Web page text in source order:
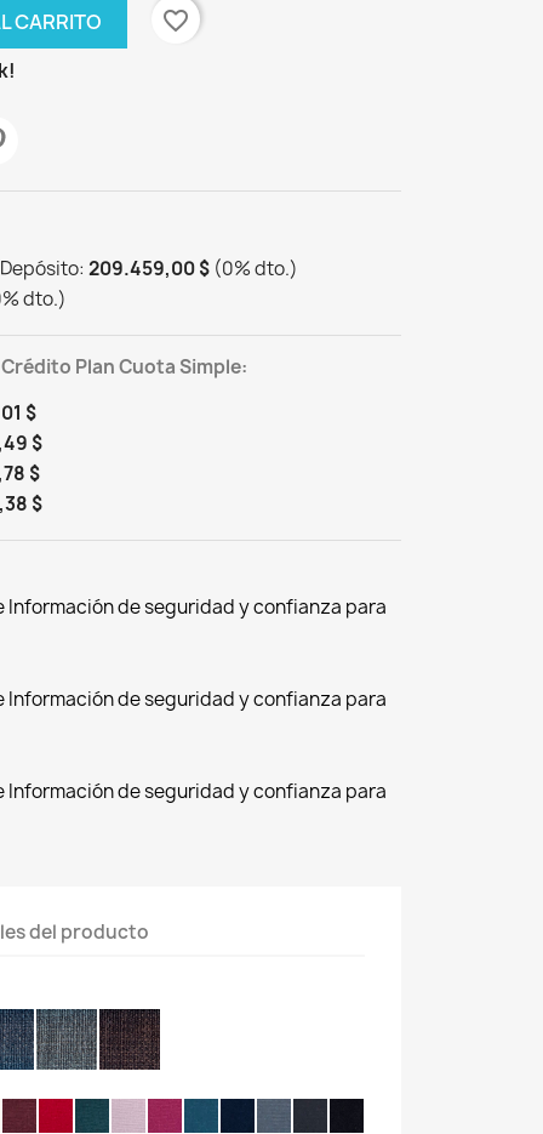
CARRITO
favorite_border
209.459,00 $ (0%dto.)
%dto.)
Plan Cuota Simple:
$
$
$
$
Información de seguridad y confianza para
Información de seguridad y confianza para
Información de seguridad y confianza para
del producto